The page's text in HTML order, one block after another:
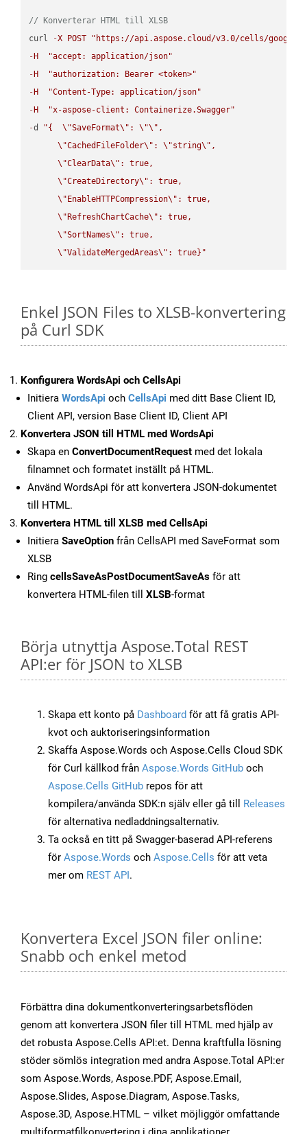
// Konverterar HTML till XLSB
curl
-X POST
"https://api.aspose.cloud/v3.0/cells/
- H
"accept: application/json"
- H
"authorization: Bearer <token>"
- H
"Content-Type: application/json"
- H
"x-aspose-client: Containerize.Swagger"
-d "{ \"SaveFormat\" : \"\" ,
\"CachedFileFolder\" : \"string\" ,
\"ClearData\" : true,
\"CreateDirectory\" : true,
\" EnableHTTPCompression\" : true,
\" RefreshChartCache\" : true,
\"SortNames\" : true,
\"ValidateMergedAreas\" : true}"
Enkel JSON Files to XLSB-konvertering
på Curl SDK
Konfigurera WordsApi och CellsApi
Initiera WordsApi och CellsApi med ditt Base Client ID,
Client API, version Base Client ID, Client API
Konvertera JSON till HTML med WordsApi
Skapa en ConvertDocumentRequest med det lokala
filnamnet och formatet inställt på HTML.
Använd WordsApi för att konvertera JSON-dokumentet
till HTML.
Konvertera HTML till XLSB med CellsApi
Initiera SaveOption från CellsAPI med SaveFormat som
XLSB
Ring cellsSaveAsPostDocumentSaveAs för att
konvertera HTML-filen till XLSB-format
Börja utnyttja Aspose.Total REST
API:er för JSON to XLSB
Skapa ett konto på Dashboard för att få gratis API-
kvot och auktoriseringsinformation
Skaffa Aspose.Words och Aspose.Cells Cloud SDK
för Curl källkod från Aspose.Words GitHub och
Aspose.Cells GitHub repos för att
kompilera/använda SDK:n själv eller gå till Releases
för alternativa nedladdningsalternativ.
Ta också en titt på Swagger-baserad API-referens
för Aspose.Words och Aspose.Cells för att veta
mer om REST API.
Konvertera Excel JSON filer online:
Snabb och enkel metod
Förbättra dina dokumentkonverteringsarbetsflöden
genom att konvertera JSON filer till HTML med hjälp av
det robusta Aspose.Cells API:et. Denna kraftfulla lösning
stöder sömlös integration med andra Aspose.Total API:er
som Aspose.Words, Aspose.PDF, Aspose.Email,
Aspose.Slides, Aspose.Diagram, Aspose.Tasks,
Aspose.3D, Aspose.HTML – vilket möjliggör omfattande